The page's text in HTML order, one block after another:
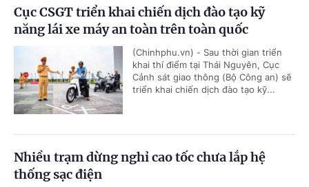
Cục CSGT triển khai chiến dịch đào tạo kỹ
năng lái xe máy an toàn trên toàn quốc
(Chinhphu.vn) - Sau thời gian triển
khai thí điểm tại Thái Nguyên, Cục
Cảnh sát giao thông (Bộ Công an) sẽ
triển khai chiến dịch đào tạo kỹ...
Nhiều trạm dừng nghỉ cao tốc chưa lắp hệ
thống sạc điện